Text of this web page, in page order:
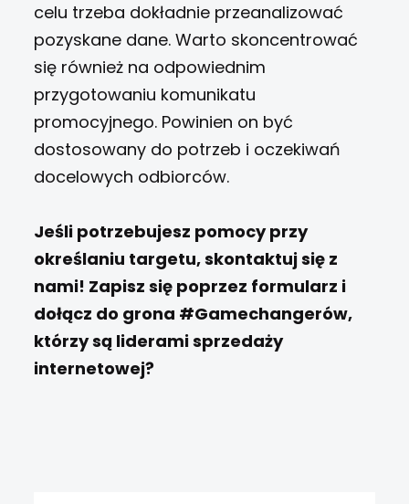
celu trzeba dokładnie przeanalizować
pozyskane dane. Warto skoncentrować
się również na odpowiednim
przygotowaniu komunikatu
promocyjnego. Powinien on być
dostosowany do potrzeb i oczekiwań
docelowych odbiorców.
Jeśli potrzebujesz pomocy przy
określaniu targetu, skontaktuj się z
nami! Zapisz się poprzez formularz i
dołącz do grona #Gamechangerów,
którzy są liderami sprzedaży
internetowej?